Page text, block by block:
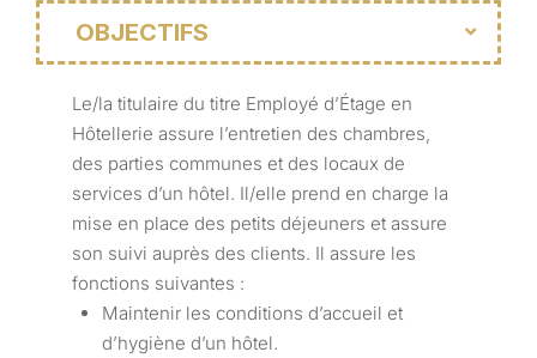
OBJECTIFS
Le/la titulaire du titre Employé d’Étage en
Hôtellerie assure l’entretien des chambres,
des parties communes et des locaux de
services d’un hôtel. Il/elle prend en charge la
mise en place des petits déjeuners et assure
son suivi auprès des clients. Il assure les
fonctions suivantes :
Maintenir les conditions d’accueil et
d’hygiène d’un hôtel.